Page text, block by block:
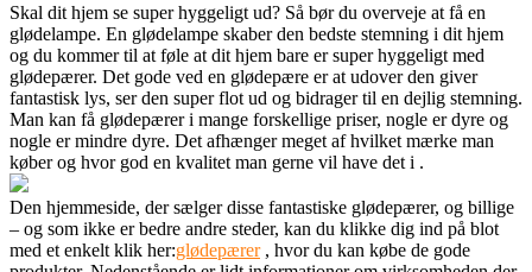
Skal dit hjem se super hyggeligt ud? Så bør du overveje at få en
glødelampe. En glødelampe skaber den bedste stemning i dit hjem
og du kommer til at føle at dit hjem bare er super hyggeligt med
glødepærer. Det gode ved en glødepære er at udover den giver
fantastisk lys, ser den super flot ud og bidrager til en dejlig stemning.
Man kan få glødepærer i mange forskellige priser, nogle er dyre og
nogle er mindre dyre. Det afhænger meget af hvilket mærke man
køber og hvor god en kvalitet man gerne vil have det i .
Den hjemmeside, der sælger disse fantastiske glødepærer, og billige
– og som ikke er bedre andre steder, kan du klikke dig ind på blot
med et enkelt klik her:glødepærer, hvor du kan købe de gode